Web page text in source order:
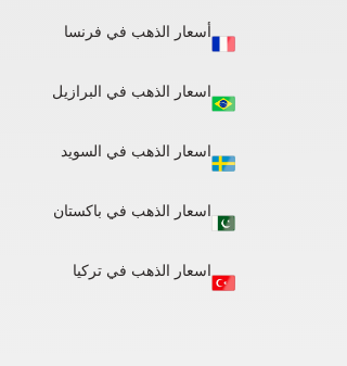
أسعار الذهب في فرنسا
اسعار الذهب في البرازيل
اسعار الذهب في السويد
اسعار الذهب في باكستان
اسعار الذهب في تركيا